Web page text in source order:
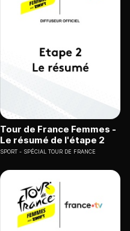
Tour de France Femmes -
Le résumé de l'étape 2
SPORT SPÉCIAL TOUR DE FRANCE